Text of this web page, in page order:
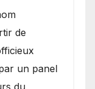
de
un panel